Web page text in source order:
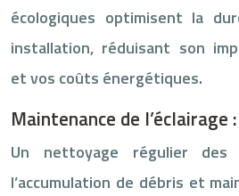
écologiques optimisent la
installation, réduisant son
et vos coûts énergétiques.
Maintenance de
Un nettoyage régulier des
l’accumulation de débris et